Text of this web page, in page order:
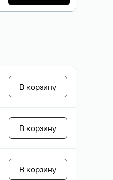
В корзину
В корзину
В корзину